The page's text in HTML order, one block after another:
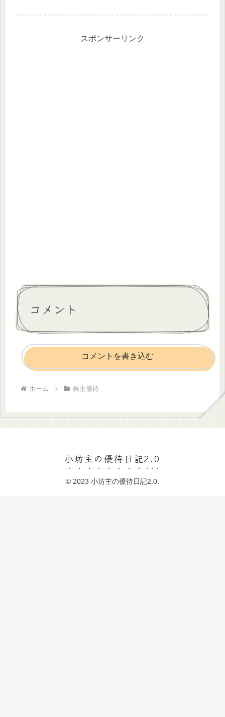
スポンサーリンク
コメント
コメントを書き込む
ホーム 株主優待
小坊主の優待日記2.0
© 2023 小坊主の優待日記2.0.